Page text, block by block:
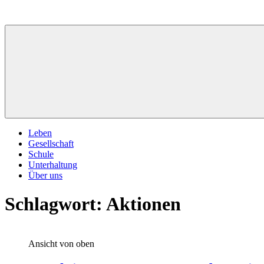
Leben
Gesellschaft
Schule
Unterhaltung
Über uns
Schlagwort: Aktionen
Ansicht von oben